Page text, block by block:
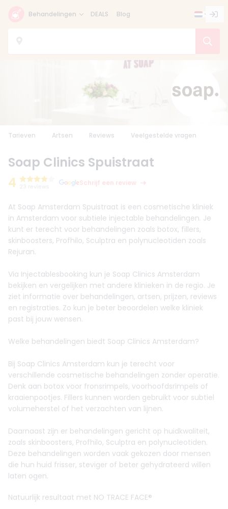
Behandelingen DEALS Blog
Tarieven Artsen Reviews Veelgestelde vragen
Soap Clinics Spuistraat
4
Schrijf een review
At Soap Amsterdam Spuistraat is een cosmetische kliniek
in Amsterdam voor subtiele injectable behandelingen. Je
kunt er terecht voor behandelingen zoals botox, fillers,
skinboosters, Profhilo, Sculptra en polynucleotiden zoals
Rejuran.
Via Injectablesbooking kun je Soap Clinics Amsterdam
bekijken en vergelijken met andere klinieken in de regio. Je
ziet informatie over behandelingen, artsen, prijzen, reviews
en registraties. Zo kun je beter beoordelen welke kliniek
past bij jouw wensen.
Welke behandelingen biedt Soap Clinics Amsterdam?
Bij Soap Clinics Amsterdam kun je terecht voor
verschillende cosmetische behandelingen zonder operatie.
Denk aan botox voor fronsrimpels, voorhoofdsrimpels of
kraaienpootjes. Fillers kunnen worden gebruikt voor subtiel
volumeherstel of het verzachten van lijnen.
Daarnaast zijn er behandelingen gericht op huidkwaliteit,
zoals skinboosters, Profhilo, Sculptra en polynucleotiden.
Deze behandelingen worden vaak gekozen door mensen
die hun huid frisser, steviger of beter gehydrateerd willen
laten ogen.
Natuurlijk resultaat met NO TRACE FACE®